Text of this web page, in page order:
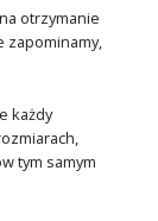
otrzymanie
zapominamy,
każdy
tym samym